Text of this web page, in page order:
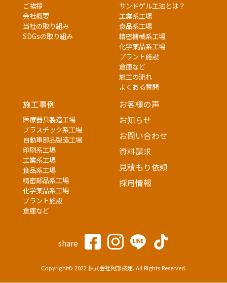
ご挨拶
会社概要
当社の取り組み
SDGsの取り組み
サンドゲル工法とは？
工業系工場
食品系工場
精密機械系工場
化学薬品系工場
プラント施設
倉庫など
施工の流れ
よくある質問
施工事例
医療器具製造工場
プラスチック系工場
自動車部品製造工場
印刷系工場
工業系工場
食品系工場
精密部品系工場
化学薬品系工場
プラント施設
倉庫など
お客様の声
お知らせ
お問い合わせ
資料請求
見積もり依頼
採用情報
share
Copyright© 2022 株式会社阿部技建. All Rights Reserved.